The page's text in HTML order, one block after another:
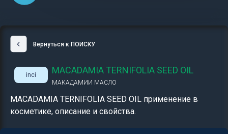
Вернуться к ПОИСКУ
inci MACADAMIA TERNIFOLIA SEED OIL
МАКАДАМИИ МАСЛО
MACADAMIA TERNIFOLIA SEED OIL применение в
косметике, описание и свойства.